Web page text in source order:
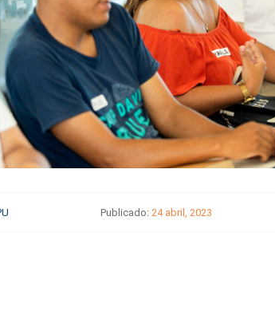
Publicado: 24 abril, 2023